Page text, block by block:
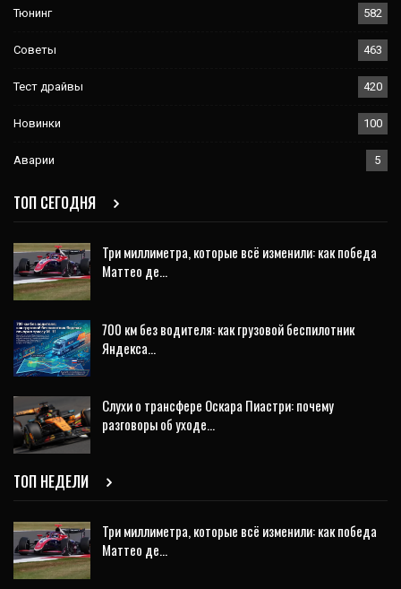
Тюнинг 582
Советы 463
Тест драйвы 420
Новинки 100
Аварии 5
ТОП СЕГОДНЯ
Три миллиметра, которые всё изменили: как победа
Маттео де…
700 км без водителя: как грузовой беспилотник
Яндекса…
Слухи о трансфере Оскара Пиастри: почему
разговоры об уходе…
ТОП НЕДЕЛИ
Три миллиметра, которые всё изменили: как победа
Маттео де…